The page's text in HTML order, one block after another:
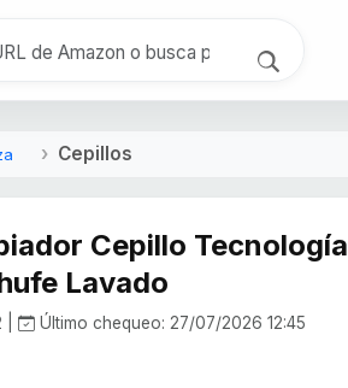
Cepillos
Cepillo Tecnología
Lavado
| Último chequeo: 27/07/2026 12:45